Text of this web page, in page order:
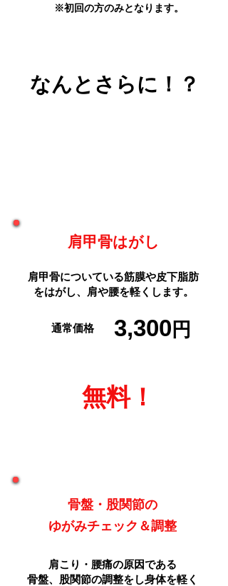
※初回の方のみとなります。
特典
１
なんとさらに！？
肩甲骨はがし
肩甲骨についている筋膜や皮下脂肪
をはがし、肩や腰を軽くします。
通常価格 3,300 円
​無料！
骨盤・股関節の
​ゆがみチェック＆調整
肩こり・腰痛の原因である
​骨盤、股関節の調整をし身体を軽く